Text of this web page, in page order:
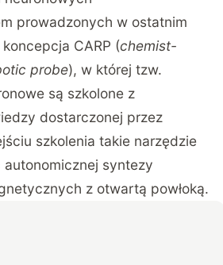
prowadzonych w ostatnim
CARP (chemist-
probe), w której tzw.
są szkolone z
dostarczonej przez
szkolenia takie narzędzie
syntezy
z otwartą powłoką.